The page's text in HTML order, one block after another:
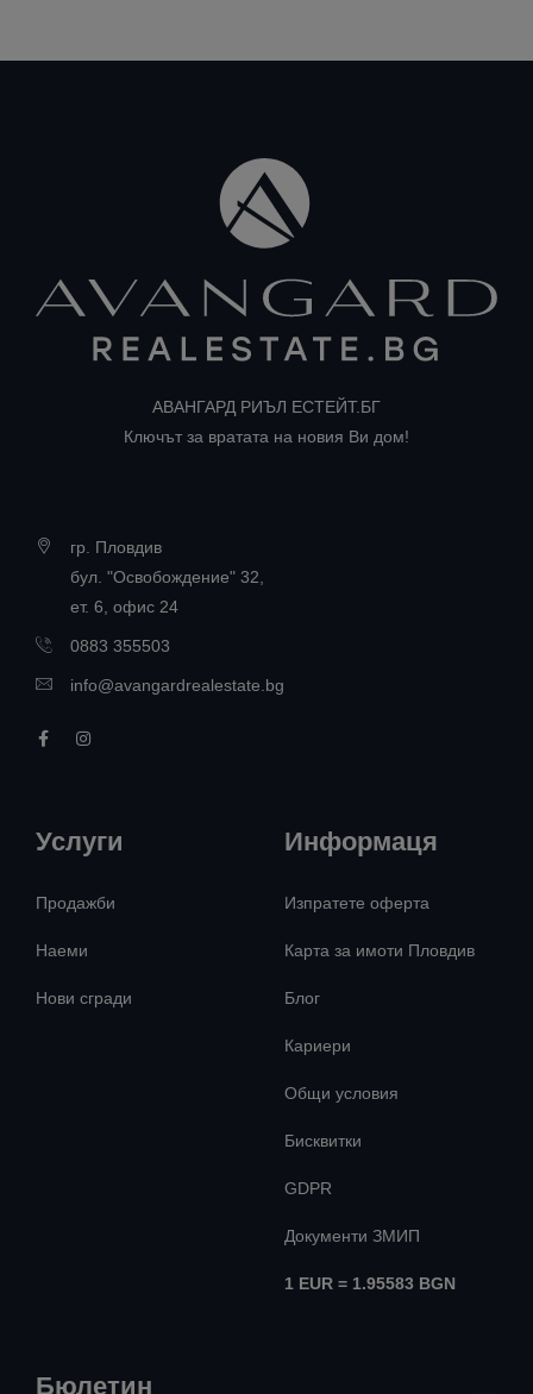
АВАНГАРД РИЪЛ ЕСТЕЙТ.БГ
Ключът за вратата на новия Ви дом!
гр. Пловдив
бул. "Освобождение" 32,
ет. 6, офис 24
0883 355503
info@avangardrealestate.bg
Услуги
Продажби
Наеми
Нови сгради
Информаця
Изпратете оферта
Карта за имоти Пловдив
Блог
Кариери
Общи условия
Бисквитки
GDPR
Документи ЗМИП
1 EUR = 1.95583 BGN
Бюлетин